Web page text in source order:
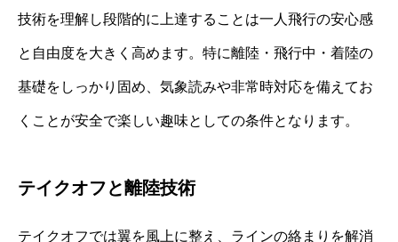
技術を理解し段階的に上達することは一人飛行の安心感
と自由度を大きく高めます。特に離陸・飛行中・着陸の
基礎をしっかり固め、気象読みや非常時対応を備えてお
くことが安全で楽しい趣味としての条件となります。
テイクオフと離陸技術
テイクオフでは翼を風上に整え、ラインの絡まりを解消